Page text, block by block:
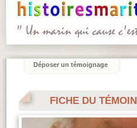
FICHE DU TÉMOIN
Déposer un témoignage